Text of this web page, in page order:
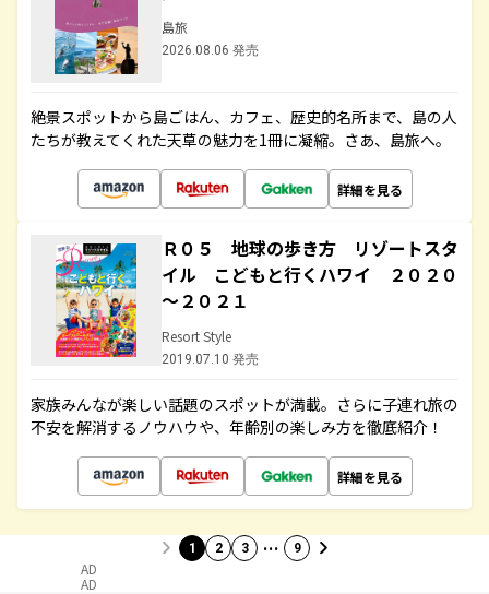
島旅
2026.08.06 発売
絶景スポットから島ごはん、カフェ、歴史的名所まで、島の人
たちが教えてくれた天草の魅力を1冊に凝縮。さあ、島旅へ。
詳細を見る
Ｒ０５ 地球の歩き方 リゾートスタ
イル こどもと行くハワイ ２０２０
～２０２１
Resort Style
2019.07.10 発売
家族みんなが楽しい話題のスポットが満載。さらに子連れ旅の
不安を解消するノウハウや、年齢別の楽しみ方を徹底紹介！
詳細を見る
1 2 3 … 9
AD
AD